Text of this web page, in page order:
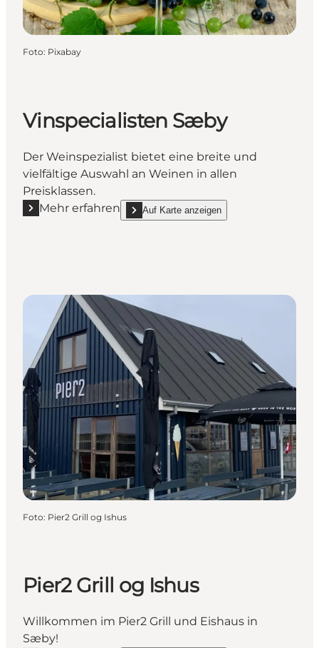
Foto: Pixabay
Vinspecialisten Sæby
Der Weinspezialist bietet eine breite und
vielfältige Auswahl an Weinen in allen
Preisklassen.
Mehr erfahren
Mehr erfahren "Vinspecialisten Sæby"
Auf Karte anzeigen
show Vinspecialisten Sæby on_map
Foto: Pier2 Grill og Ishus
Pier2 Grill og Ishus
Willkommen im Pier2 Grill und Eishaus in
Sæby!